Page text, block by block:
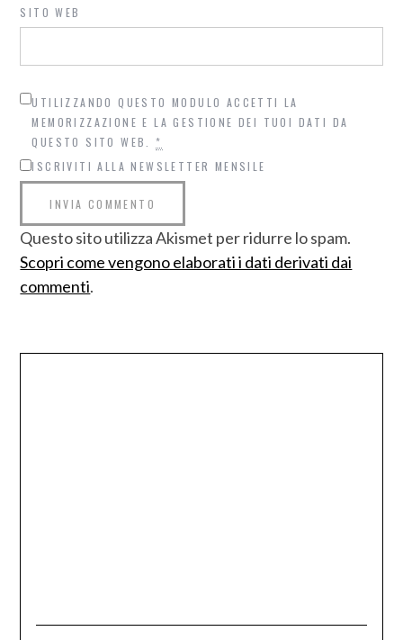
SITO WEB
UTILIZZANDO QUESTO MODULO ACCETTI LA
MEMORIZZAZIONE E LA GESTIONE DEI TUOI DATI DA
QUESTO SITO WEB.*
ISCRIVITI ALLA NEWSLETTER MENSILE
Questo sito utilizza Akismet per ridurre lo spam.
Scopri come vengono elaborati i dati derivati dai
commenti.